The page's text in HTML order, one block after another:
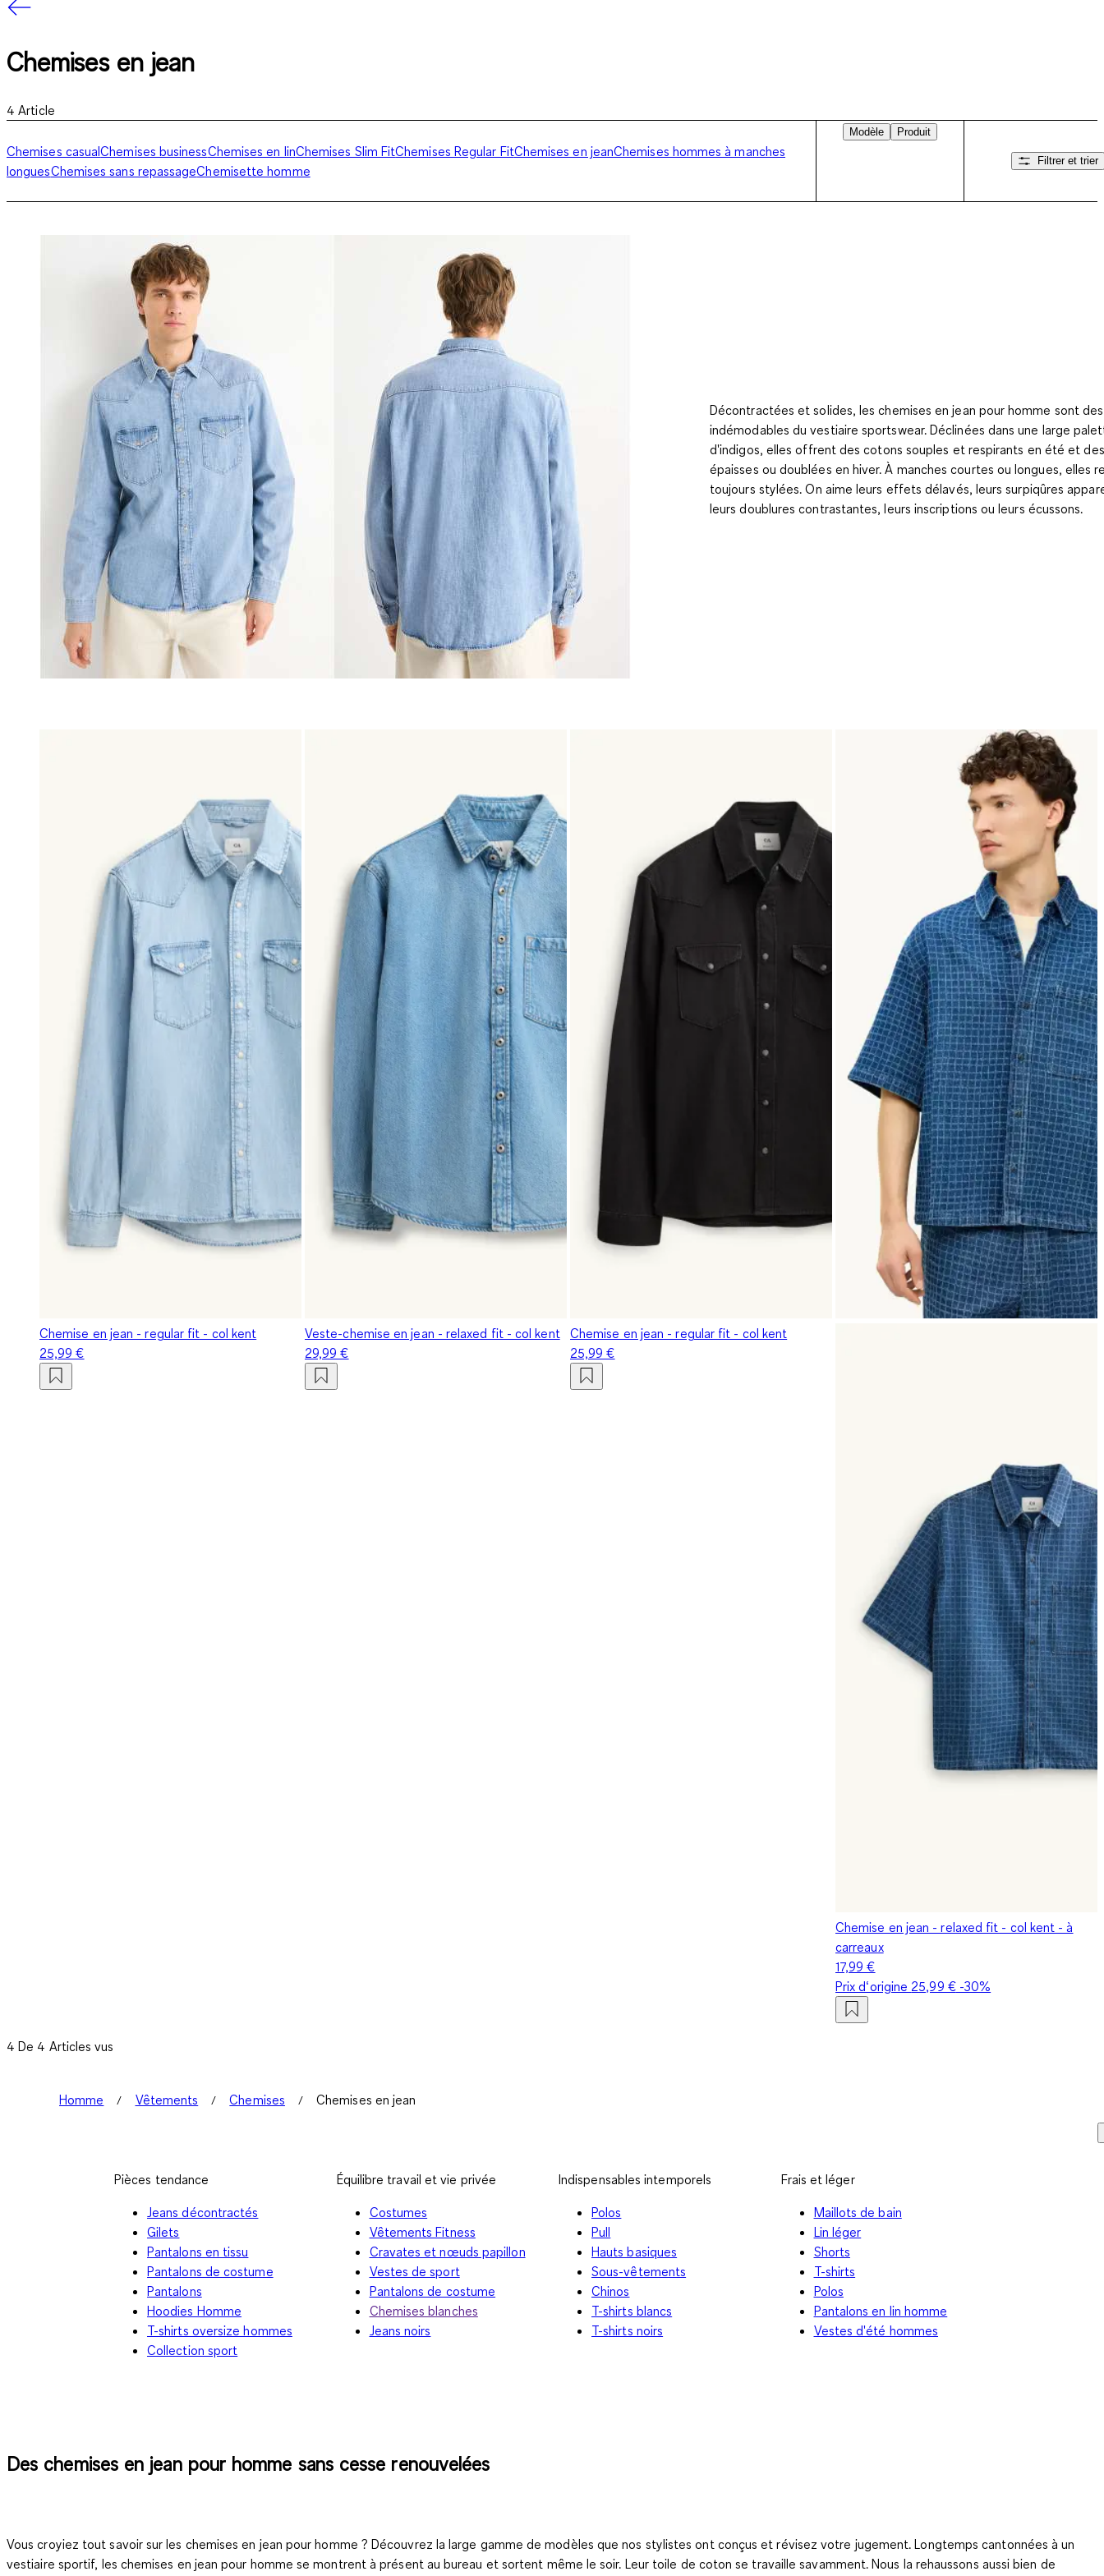
Chemises en jean
4 Article
Chemises casualChemises businessChemises en linChemises Slim FitChemises Regular FitChemises en jeanChemises hommes à manches
longuesChemises sans repassageChemisette homme
Modèle Produit
Filtrer et trier
Décontractées et solides, les chemises en jean pour homme sont des
indémodables du vestiaire sportswear. Déclinées dans une large
d'indigos, elles offrent des cotons souples et respirants en été et
épaisses ou doublées en hiver. À manches courtes ou longues, elles
toujours stylées. On aime leurs effets délavés, leurs surpiqûres
leurs doublures contrastantes, leurs inscriptions ou leurs écussons.
Chemise en jean - regular fit - col kent
25,99 €
Veste-chemise en jean - relaxed fit - col kent
29,99 €
Chemise en jean - regular fit - col kent
25,99 €
Chemise en jean - relaxed fit - col kent - à
carreaux
17,99 €
Prix d‘origine 25,99 €-30%
4 De 4 Articles vus
Homme Vêtements Chemises Chemises en jean
Pièces tendance
Jeans décontractés
Gilets
Pantalons en tissu
Pantalons de costume
Pantalons
Hoodies Homme
T-shirts oversize hommes
Collection sport
Équilibre travail et vie privée
Costumes
Vêtements Fitness
Cravates et nœuds papillon
Vestes de sport
Pantalons de costume
Chemises blanches
Jeans noirs
Indispensables intemporels
Polos
Pull
Hauts basiques
Sous-vêtements
Chinos
T-shirts blancs
T-shirts noirs
Frais et léger
Maillots de bain
Lin léger
Shorts
T-shirts
Polos
Pantalons en lin homme
Vestes d'été hommes
Des chemises en jean pour homme sans cesse renouvelées
Vous croyiez tout savoir sur les chemises en jean pour homme ? Découvrez la large gamme de modèles que nos stylistes ont conçus et révisez votre jugement. Longtemps cantonnées à un
vestiaire sportif, les chemises en jean pour homme se montrent à présent au bureau et sortent même le soir. Leur toile de coton se travaille savamment. Nous la rehaussons aussi bien de